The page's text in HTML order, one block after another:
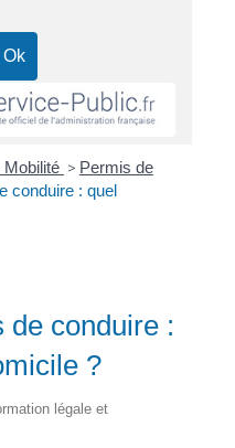
Mobilité > Permis de
conduire : quel
de conduire :
?
légale et